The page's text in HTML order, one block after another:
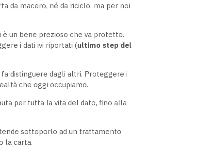
da macero, né da riciclo, ma per noi
un bene prezioso che va protetto.
i dati ivi riportati (ultimo step del
distinguere dagli altri. Proteggere i
che oggi occupiamo.
per tutta la vita del dato, fino alla
sottoporlo ad un trattamento
la carta.